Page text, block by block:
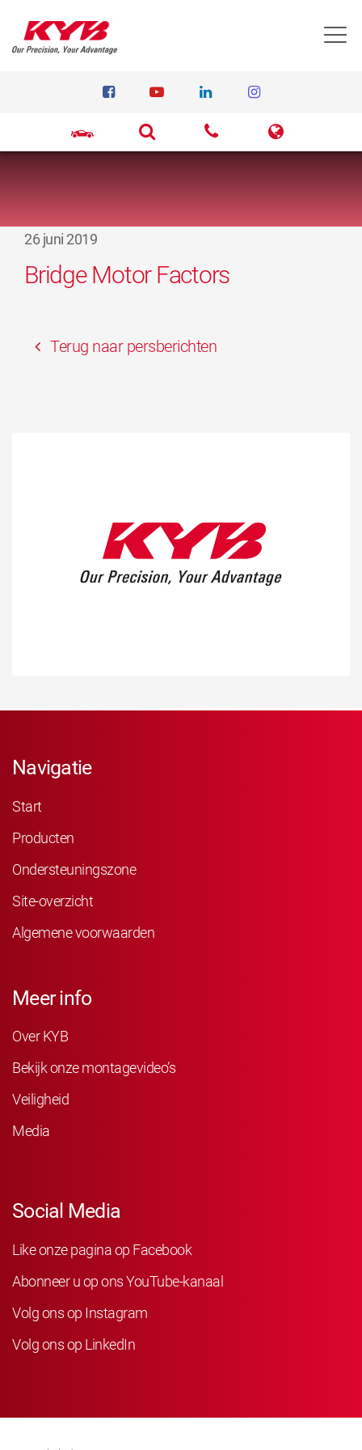
26 juni 2019
Bridge Motor Factors
Terug naar persberichten
Navigatie
Start
Producten
Ondersteuningszone
Site-overzicht
Algemene voorwaarden
Meer info
Over KYB
Bekijk onze montagevideo’s
Veiligheid
Media
Social Media
Like onze pagina op Facebook
Abonneer u op ons YouTube-kanaal
Volg ons op Instagram
Volg ons op LinkedIn